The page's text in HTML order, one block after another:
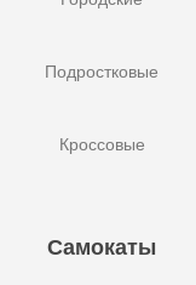
Подростковые
Кроссовые
Самокаты